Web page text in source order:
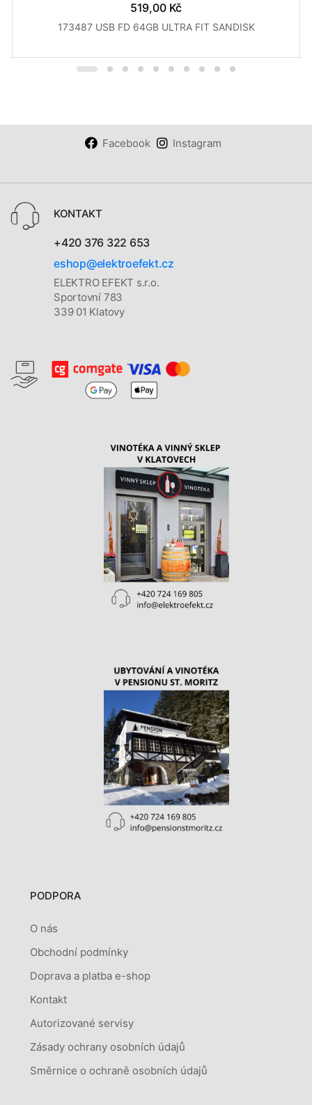
519,00 Kč
173487 USB FD 64GB ULTRA FIT SANDISK
Facebook Instagram
KONTAKT
+420 376 322 653
eshop@elektroefekt.cz
ELEKTRO EFEKT s.r.o.
Sportovní 783
339 01 Klatovy
PODPORA
O nás
Obchodní podmínky
Doprava a platba e-shop
Kontakt
Autorizované servisy
Zásady ochrany osobních údajů
Směrnice o ochraně osobních údajů